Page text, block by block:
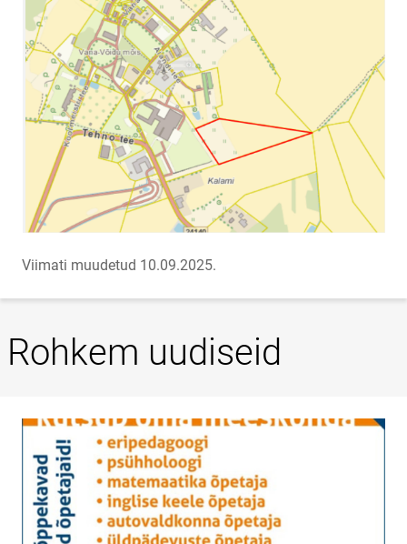
Viimati muudetud 10.09.2025.
Rohkem uudiseid